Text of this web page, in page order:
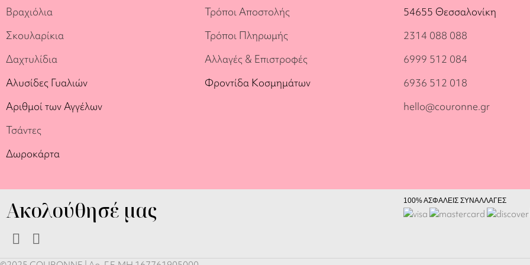
Βραχιόλια
Σκουλαρίκια
Δαχτυλίδια
Αλυσίδες Γυαλιών
Αριθμοί των Αγγέλων
Τσάντες
Δωροκάρτα
Τρόποι Αποστολής
Τρόποι Πληρωμής
Αλλαγές & Επιστροφές
Φροντίδα Κοσμημάτων
54655 Θεσσαλονίκη
2314 088 088
6999 512 084
6936 512 018
hello@couronne.gr
Ακολούθησέ μας 100% ΑΣΦΑΛΕΙΣ ΣΥΝΑΛΛΑΓΕΣ